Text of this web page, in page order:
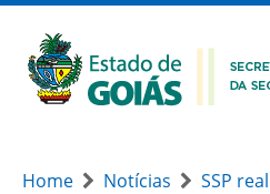
Home Notícias
SSP